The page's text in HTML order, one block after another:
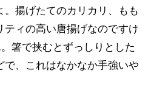
揚げたてのカリカリ、もも
ティの高い唐揚げなのですけ
箸で挟むとずっしりとした
で、これはなかなか手強いや